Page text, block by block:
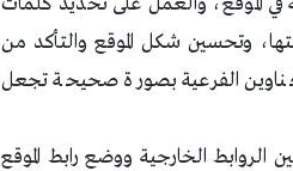
وتحسين شكل الموقع والتأكد من
الفرعية بصورة صحيحة تجعل
الخارجية ووضع رابط الموقع